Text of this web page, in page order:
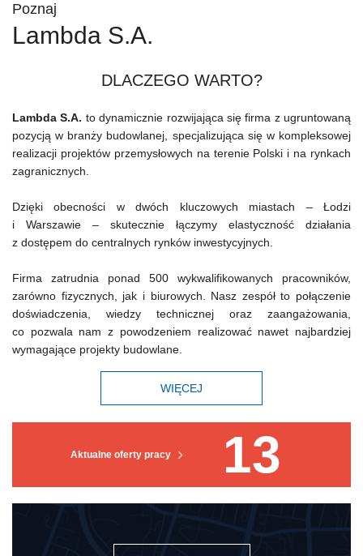
Poznaj
Lambda S.A.
Aktualne oferty pracy 13
DLACZEGO WARTO?
Lambda S.A. to dynamicznie rozwijająca się firma z ugruntowaną
pozycją w branży budowlanej, specjalizująca się w kompleksowej
realizacji projektów przemysłowych na terenie Polski i na rynkach
zagranicznych.
Dzięki obecności w dwóch kluczowych miastach – Łodzi
i Warszawie – skutecznie łączymy elastyczność działania
z dostępem do centralnych rynków inwestycyjnych.
Firma zatrudnia ponad 500 wykwalifikowanych pracowników,
zarówno fizycznych, jak i biurowych. Nasz zespół to połączenie
doświadczenia, wiedzy technicznej oraz zaangażowania,
co pozwala nam z powodzeniem realizować nawet najbardziej
wymagające projekty budowlane.
WIĘCEJ